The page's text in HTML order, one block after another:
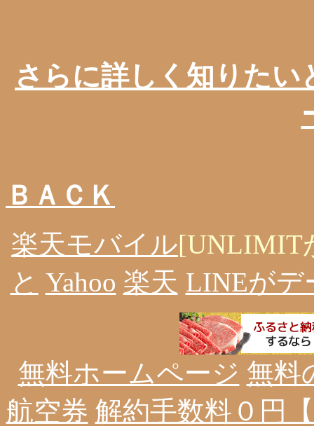
さらに詳しく知りたい
ＢＡＣＫ
楽天モバイル[UNLIMIT
と Yahoo 楽天 LINEがデ
無料ホームページ 無料
航空券 解約手数料０円